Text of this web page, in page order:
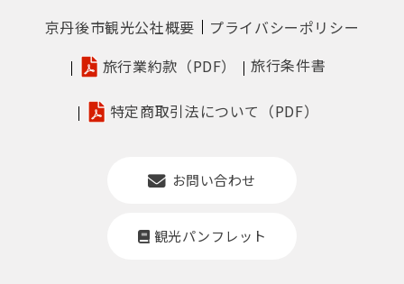
京丹後市観光公社概要
プライバシーポリシー
旅行業約款（PDF）
旅行条件書
特定商取引法について（PDF）
お問い合わせ
観光パンフレット